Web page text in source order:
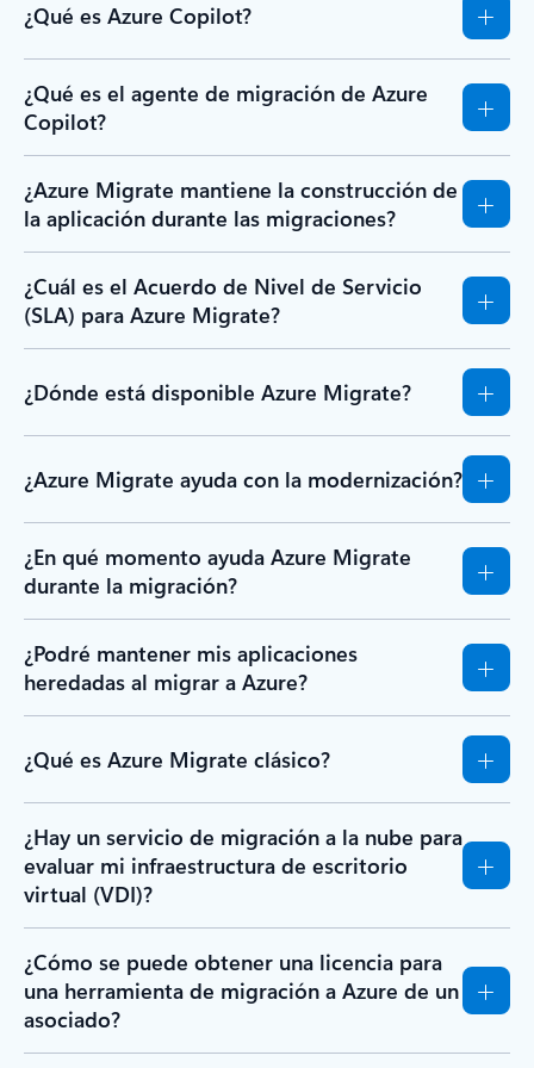
¿Qué es Azure Copilot?
¿Qué es el agente de migración de Azure
Copilot?
¿Azure Migrate mantiene la construcción de
la aplicación durante las migraciones?
¿Cuál es el Acuerdo de Nivel de Servicio
(SLA) para Azure Migrate?
¿Dónde está disponible Azure Migrate?
¿Azure Migrate ayuda con la modernización?
¿En qué momento ayuda Azure Migrate
durante la migración?
¿Podré mantener mis aplicaciones
heredadas al migrar a Azure?
¿Qué es Azure Migrate clásico?
¿Hay un servicio de migración a la nube para
evaluar mi infraestructura de escritorio
virtual (VDI)?
¿Cómo se puede obtener una licencia para
una herramienta de migración a Azure de un
asociado?